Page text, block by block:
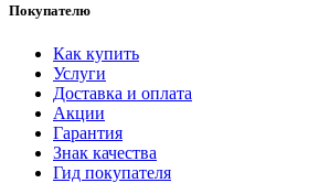
Покупателю
Как купить
Услуги
Доставка и оплата
Акции
Гарантия
Знак качества
Гид покупателя